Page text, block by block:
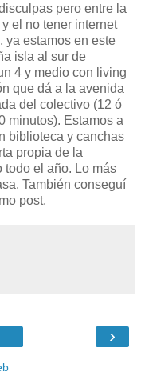
pero entre la
el no tener internet
ya estamos en este
isla al sur de
4 y medio con living
que dá a la avenida
del colectivo (12 ó
minutos). Estamos a
biblioteca y canchas
propia de la
todo el año. Lo más
También conseguí
post.
›